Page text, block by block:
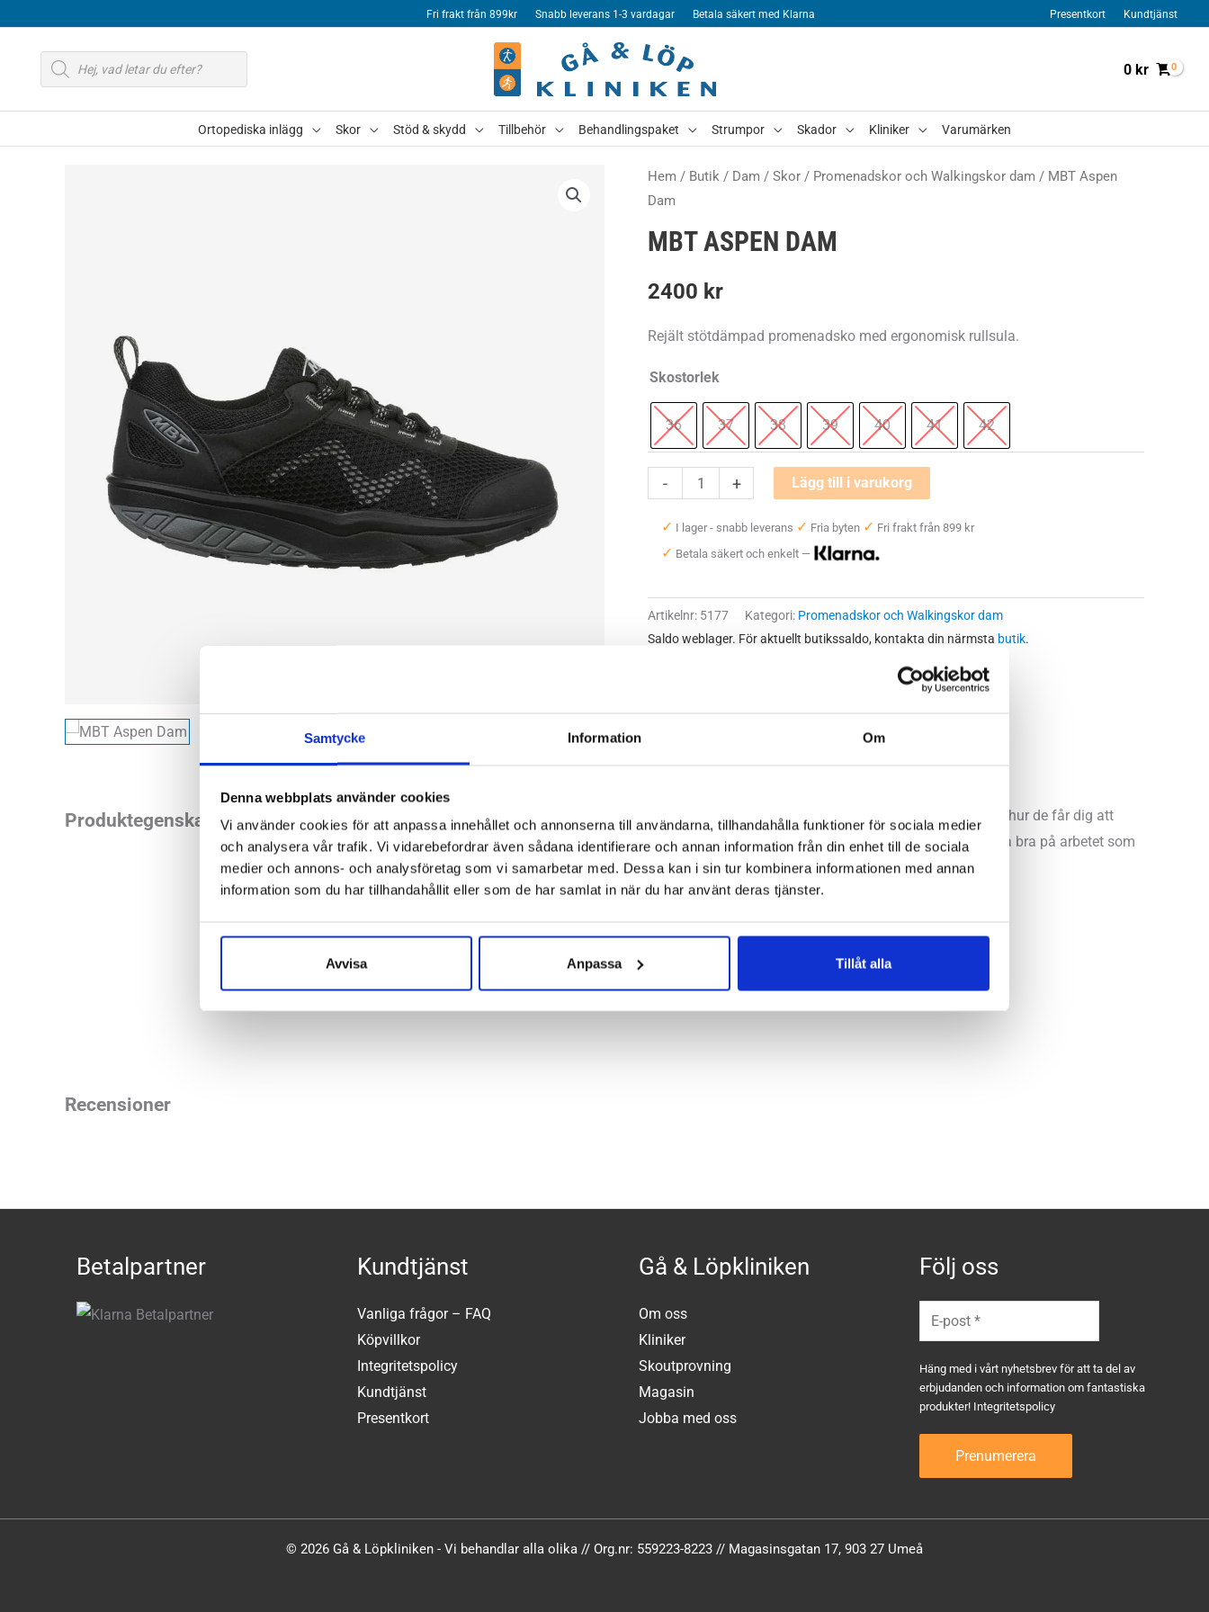
Samtycke Information Om
Denna webbplats använder cookies
Vi använder cookies för att anpassa innehållet och annonserna till användarna, tillhandahålla funktioner för sociala medier
och analysera vår trafik. Vi vidarebefordrar även sådana identifierare och annan information från din enhet till de sociala
medier och annons- och analysföretag som vi samarbetar med. Dessa kan i sin tur kombinera informationen med annan
information som du har tillhandahållit eller som de har samlat in när du har använt deras tjänster.
Avvisa Anpassa Tillåt alla
Fri frakt från 899kr Snabb leverans 1-3 vardagar Betala säkert med Klarna Presentkort Kundtjänst
Produktsökning
0 kr
Ortopediska inlägg Skor Stöd & skydd Tillbehör Behandlingspaket Strumpor Skador Kliniker Varumärken
Hem / Butik / Dam / Skor / Promenadskor och Walkingskor dam / MBT Aspen
Dam
MBT ASPEN DAM
2400 kr
Rejält stötdämpad promenadsko med ergonomisk rullsula.
Skostorlek
36 37 38 39 40 41 42
-
MBT
Aspen
Dam
mängd
+ Lägg till i varukorg
✓ I lager - snabb leverans ✓ Fria byten ✓ Fri frakt från 899 kr
✓ Betala säkert och enkelt —
Artikelnr: 5177 Kategori: Promenadskor och Walkingskor dam
Saldo weblager. För aktuellt butikssaldo, kontakta din närmsta butik.
Produktegenskaper
Det finns många fördelar med MBT skor. Alla får vi inte plats med här. Men om vi ska lyfta en viktig detalj så är det hur de får dig att
tänka på din hållning. Det ger positiv effekt för fötter, knän och rygg. MBT Aspen är en luftig modell som passar lika bra på arbetet som
under promenaden. En underbar sko med ergonomiskt tänk.
Material:Syntetiskt läder + textil
Butiker: Stockholm Hornstull,Stockholm Odengatan,Stockholm Storgatan,Umeå,Östersund
Recensioner
Betalpartner Kundtjänst
Vanliga frågor – FAQ
Köpvillkor
Integritetspolicy
Kundtjänst
Presentkort
Gå & Löpkliniken
Om oss
Kliniker
Skoutprovning
Magasin
Jobba med oss
Följ oss
Häng med i vårt nyhetsbrev för att ta del av
erbjudanden och information om fantastiska
produkter! Integritetspolicy
© 2026 Gå & Löpkliniken - Vi behandlar alla olika // Org.nr: 559223-8223 // Magasinsgatan 17, 903 27 Umeå